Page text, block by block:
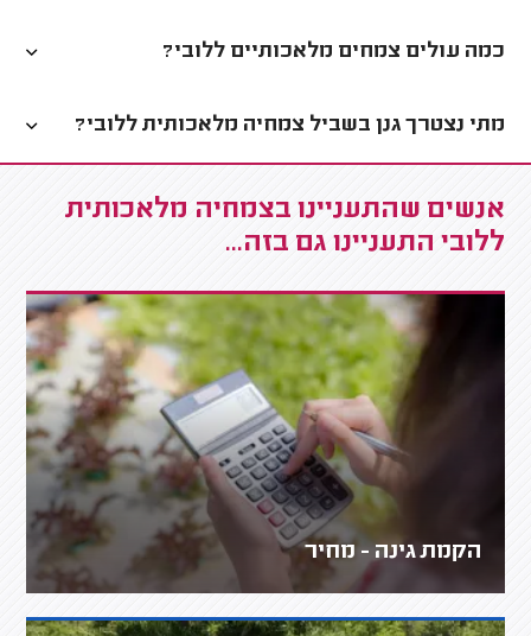
כמה עולים צמחים מלאכותיים ללובי?
מתי נצטרך גנן בשביל צמחיה מלאכותית ללובי?
אנשים שהתעניינו בצמחיה מלאכותית
ללובי התעניינו גם בזה...
הקמת גינה - מחיר